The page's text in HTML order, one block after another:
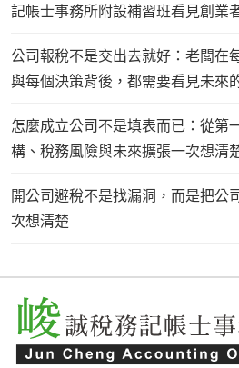
記帳士事務所附設補習班看見創業
公司報稅不是交出去就好：老闆在
與每個決策背後，都需要看見未來
怎麼成立公司不是填表而已：從第
構、稅務風險與未來擴張一次想清
開公司避稅不是找漏洞，而是把公
次想清楚